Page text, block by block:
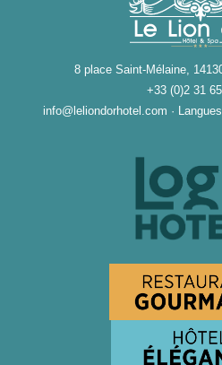
8 place Saint-Mélaine,
+33 (0)2 31
info@leliondorhotel.com ·